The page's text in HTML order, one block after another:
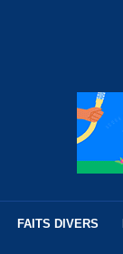
FAITS DIVERS